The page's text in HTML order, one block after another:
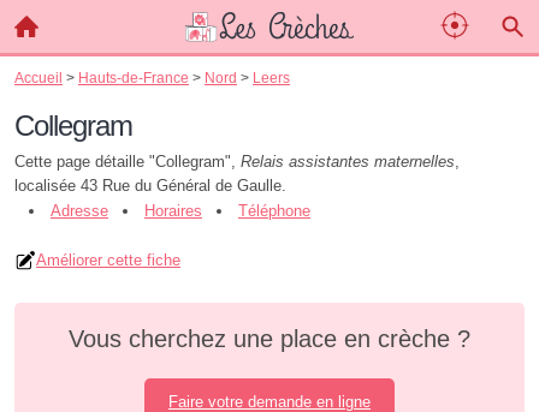
Accueil > Hauts-de-France > Nord > Leers
Collegram
Cette page détaille "Collegram", Relais assistantes maternelles,
localisée 43 Rue du Général de Gaulle.
Adresse
Horaires Téléphone
Améliorer cette fiche
Vous cherchez une place en crèche ?
Faire votre demande en ligne